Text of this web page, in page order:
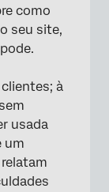
como
seu site,
à
usada
um